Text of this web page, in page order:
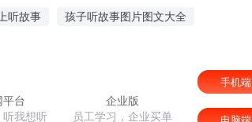
听故事 孩子听故事图片图文大全
平台
听我想听
企业版
员工学习，企业买单
手机端